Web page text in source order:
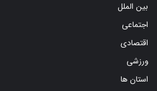
اجتماعی
اقتصادی
ورزشی
استان ها
فرهنگ و هنر